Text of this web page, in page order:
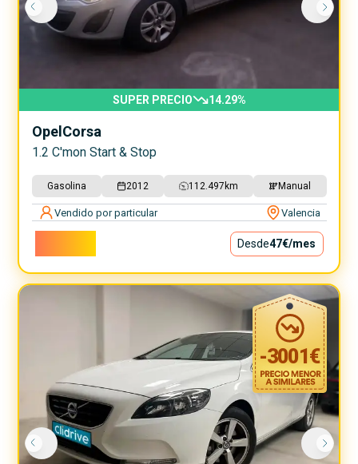
SUPER PRECIO 14.29%
Opel Corsa
1.2 C'mon Start & Stop
Gasolina 2012 112.497 km Manual
Vendido por particular Valencia
Desde47€/mes
-3001€